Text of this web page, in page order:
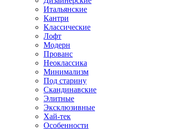
Итальянские
Кантри
Классические
Лофт
Модерн
Прованс
Неоклассика
Минимализм
Под старину
Скандинавские
Элитные
Эксклюзивные
Хай-тек
Особенности